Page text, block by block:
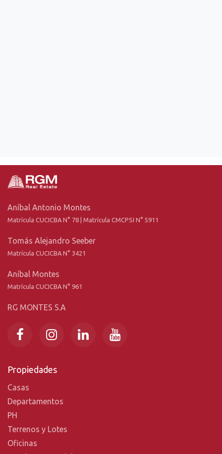
Aníbal Antonio Montes
Matrícula CUCICBA N° 78 | Matrícula CMCPSI N° 5911
Tomás Alejandro Seeber
Matrícula CUCICBA N° 3421
Aníbal Montes
Matrícula CUCICBA N° 961
RG MONTES S.A
Propiedades
Casas
Departamentos
PH
Terrenos y Lotes
Oficinas